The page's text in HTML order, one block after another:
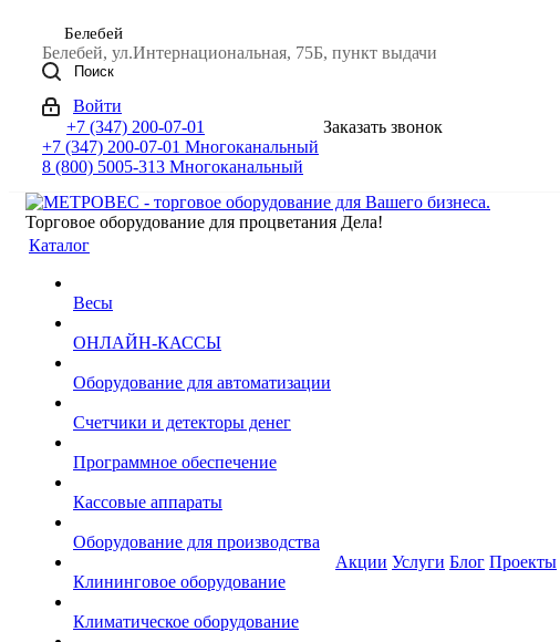
Белебей
Белебей, ул.Интернациональная, 75Б, пункт выдачи
Поиск
Войти
+7 (347) 200-07-01
+7 (347) 200-07-01 Многоканальный
8 (800) 5005-313 Многоканальный
Заказать звонок
Торговое оборудование для процветания Дела!
Каталог
Весы
ОНЛАЙН-КАССЫ
Оборудование для автоматизации
Счетчики и детекторы денег
Программное обеспечение
Кассовые аппараты
Оборудование для производства
Клининговое оборудование
Климатическое оборудование
Акции Услуги Блог Проекты